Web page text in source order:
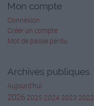
Mon compte
Connexion
Créer un compte
Mot de passe perdu
Archives publiques
Aujourd'hui
2026 2025 2024 2023 2022